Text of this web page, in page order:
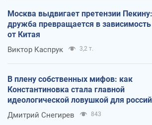
Москва выдвигает претензии Пекину:
дружба превращается в
от Китая
Виктор Каспрук 3,2 т.
В плену собственных мифов: как
Константиновка стала главной
идеологической ловушкой для
оккупантов
Дмитрий Снегирев 843